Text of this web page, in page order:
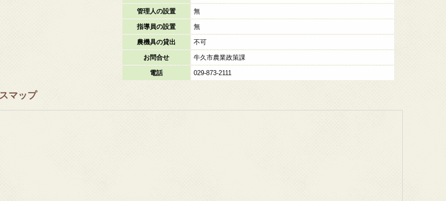
管理人の設置 無
指導員の設置 無
農機具の貸出 不可
お問合せ 牛久市農業政策課
電話 029-873-2111
マップ